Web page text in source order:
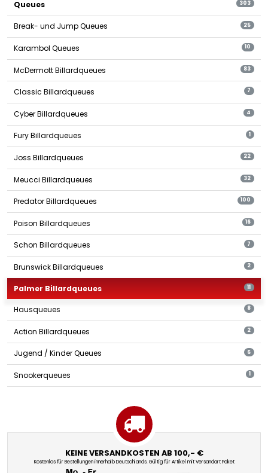
Queues 303
Break- und Jump Queues 25
Karambol Queues 10
McDermott Billardqueues 83
Classic Billardqueues 7
Cyber Billardqueues 4
Fury Billardqueues 1
Joss Billardqueues 22
Meucci Billardqueues 32
Predator Billardqueues 100
Poison Billardqueues 16
Schon Billardqueues 7
Brunswick Billardqueues 2
Palmer Billardqueues 11
Hausqueues 8
Action Billardqueues 2
Jugend / Kinder Queues 6
Snookerqueues 1
KEINE VERSANDKOSTEN AB 100,- €
Kostenlos für Bestellungen innerhalb Deutschlands. Gültig für Artikel mit Versandart Paket